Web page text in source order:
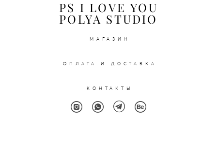
PS I LOVE YOU
POLYA STUDIO
МАГАЗИН
ОПЛАТА И ДОСТАВКА
КОНТАКТЫ